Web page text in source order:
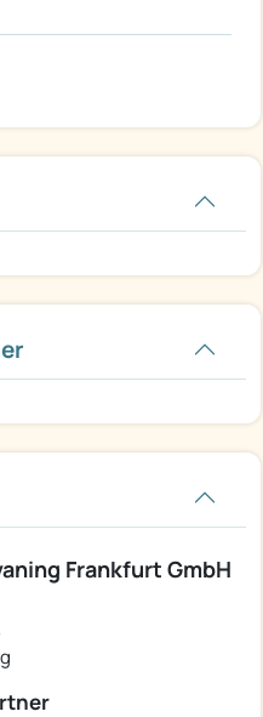
Frankfurt GmbH